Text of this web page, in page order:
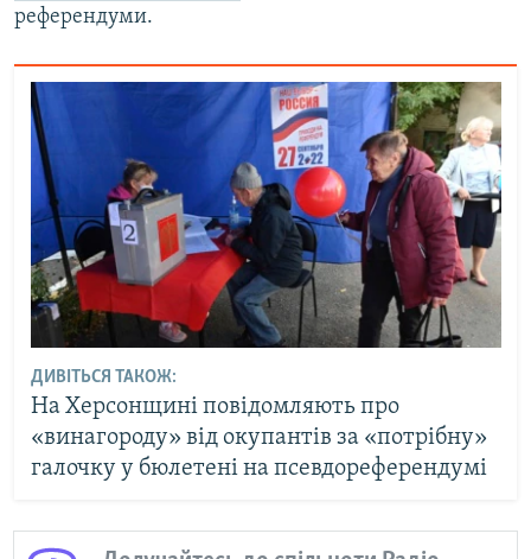
референдуми.
ДИВІТЬСЯ ТАКОЖ:
На Херсонщині повідомляють про
«винагороду» від окупантів за «потрібну»
галочку у бюлетені на псевдореферендумі